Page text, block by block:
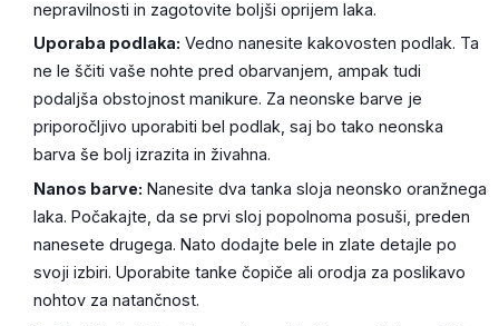
nepravilnosti in zagotovite boljši oprijem laka.
Uporaba podlaka: Vedno nanesite kakovosten podlak. Ta
ne le ščiti vaše nohte pred obarvanjem, ampak tudi
podaljša obstojnost manikure. Za neonske barve je
priporočljivo uporabiti bel podlak, saj bo tako neonska
barva še bolj izrazita in živahna.
Nanos barve: Nanesite dva tanka sloja neonsko oranžnega
laka. Počakajte, da se prvi sloj popolnoma posuši, preden
nanesete drugega. Nato dodajte bele in zlate detajle po
svoji izbiri. Uporabite tanke čopiče ali orodja za poslikavo
nohtov za natančnost.